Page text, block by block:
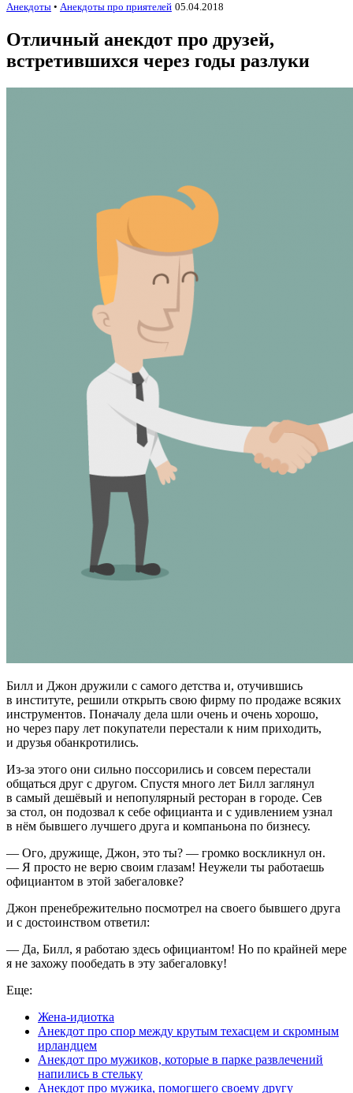
Анекдоты • Анекдоты про приятелей 05.04.2018
Отличный анекдот про друзей,
встретившихся через годы разлуки
Билл и Джон дружили с самого детства и, отучившись
в институте, решили открыть свою фирму по продаже всяких
инструментов. Поначалу дела шли очень и очень хорошо,
но через пару лет покупатели перестали к ним приходить,
и друзья обанкротились.
Из-за этого они сильно поссорились и совсем перестали
общаться друг с другом. Спустя много лет Билл заглянул
в самый дешёвый и непопулярный ресторан в городе. Сев
за стол, он подозвал к себе официанта и с удивлением узнал
в нём бывшего лучшего друга и компаньона по бизнесу.
— Ого, дружище, Джон, это ты? — громко воскликнул он.
— Я просто не верю своим глазам! Неужели ты работаешь
официантом в этой забегаловке?
Джон пренебрежительно посмотрел на своего бывшего друга
и с достоинством ответил:
— Да, Билл, я работаю здесь официантом! Но по крайней мере
я не захожу пообедать в эту забегаловку!
Еще:
Жена-идиотка
Анекдот про спор между крутым техасцем и скромным
ирландцем
Анекдот про мужиков, которые в парке развлечений
напились в стельку
Анекдот про мужика, помогшего своему другу